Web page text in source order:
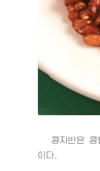
콩자반은 콩
이다.